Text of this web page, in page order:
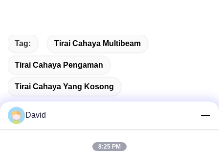
Tag: Tirai Cahaya Multibeam
Tirai Cahaya Pengaman
Tirai Cahaya Yang Kosong
David
8:25 PM